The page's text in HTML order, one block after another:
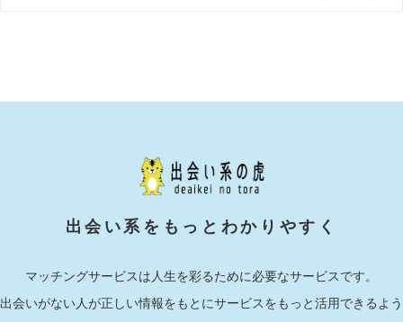
出会い系をもっとわかりやすく
マッチングサービスは人生を彩るために必要なサービスです。
出会いがない人が正しい情報をもとにサービスをもっと活用できるよう